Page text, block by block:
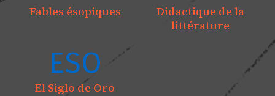
Fables ésopiques
Didactique de la
littérature
ESO
El Siglo de Oro